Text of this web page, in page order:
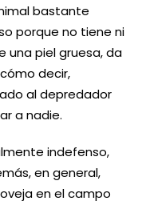
bastante
porque no tiene ni
una piel gruesa, da
decir,
al depredador
a nadie.
indefenso,
en general,
en el campo